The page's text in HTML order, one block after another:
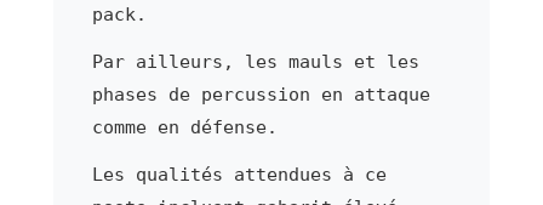
pack.
Par ailleurs, les mauls et les
phases de percussion en attaque
comme en défense.
Les qualités attendues à ce